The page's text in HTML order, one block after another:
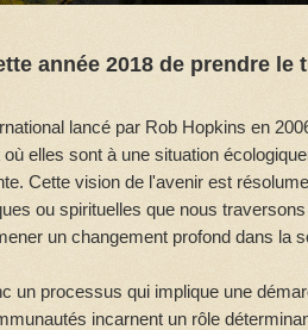
année 2018 de prendre le
lancé par Rob Hopkins en
elles sont à une situation
Cette vision de l'avenir est
ou spirituelles que nous
un changement profond dans la
un processus qui implique une
incarnent un rôle